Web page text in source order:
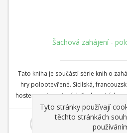
Šachová zahájení -
Tato kniha je součástí série knih o
hry polootevřené. Sicilská,
hostem na turnajových šachovnicích
po prostudování této publikace získají
a kdy rozehrávat jednotlivé varianty.
komentáře jednoho z našich
400,00
Tyto stránky používají
těchto stránkách